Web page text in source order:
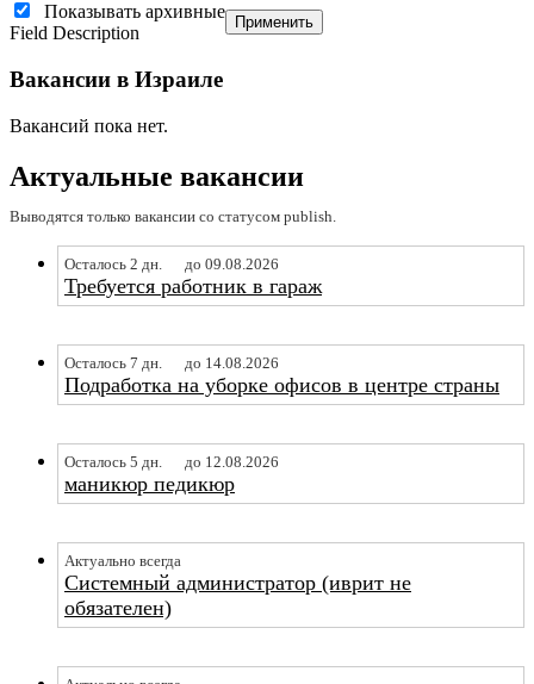
Показывать архивные
Field Description
Применить
Вакансии в Израиле
Вакансий пока нет.
Актуальные вакансии
Выводятся только вакансии со статусом publish.
Осталось 2 дн. до 09.08.2026
Требуется работник в гараж
Осталось 7 дн. до 14.08.2026
Подработка на уборке офисов в центре страны
Осталось 5 дн. до 12.08.2026
маникюр педикюр
Актуально всегда
Системный администратор (иврит не
обязателен)